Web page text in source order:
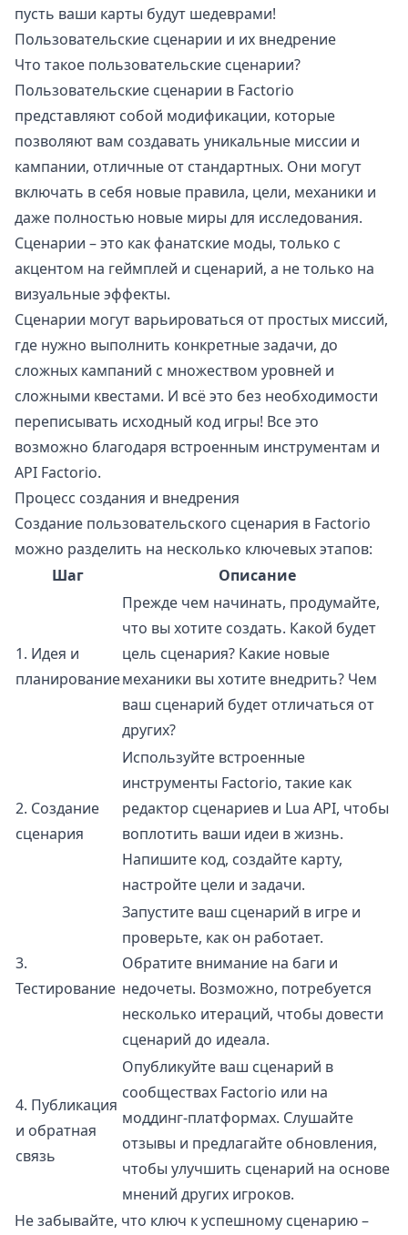
пусть ваши карты будут шедеврами!
Пользовательские сценарии и их внедрение
Что такое пользовательские сценарии?
Пользовательские сценарии в Factorio
представляют собой модификации, которые
позволяют вам создавать уникальные миссии и
кампании, отличные от стандартных. Они могут
включать в себя новые правила, цели, механики и
даже полностью новые миры для исследования.
Сценарии – это как фанатские моды, только с
акцентом на геймплей и сценарий, а не только на
визуальные эффекты.
Сценарии могут варьироваться от простых миссий,
где нужно выполнить конкретные задачи, до
сложных кампаний с множеством уровней и
сложными квестами. И всё это без необходимости
переписывать исходный код игры! Все это
возможно благодаря встроенным инструментам и
API Factorio.
Процесс создания и внедрения
Создание пользовательского сценария в Factorio
можно разделить на несколько ключевых этапов:
Шаг
Описание
1. Идея и
планирование
Прежде чем начинать, продумайте,
что вы хотите создать. Какой будет
цель сценария? Какие новые
механики вы хотите внедрить? Чем
ваш сценарий будет отличаться от
других?
2. Создание
сценария
Используйте встроенные
инструменты Factorio, такие как
редактор сценариев и Lua API, чтобы
воплотить ваши идеи в жизнь.
Напишите код, создайте карту,
настройте цели и задачи.
3.
Тестирование
Запустите ваш сценарий в игре и
проверьте, как он работает.
Обратите внимание на баги и
недочеты. Возможно, потребуется
несколько итераций, чтобы довести
сценарий до идеала.
4. Публикация
и обратная
связь
Опубликуйте ваш сценарий в
сообществах Factorio или на
моддинг-платформах. Слушайте
отзывы и предлагайте обновления,
чтобы улучшить сценарий на основе
мнений других игроков.
Не забывайте, что ключ к успешному сценарию –